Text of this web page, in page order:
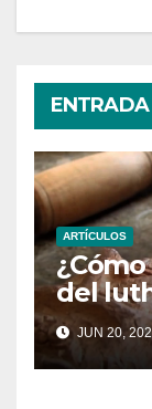
ARTÍCULOS
del
JUN 20,